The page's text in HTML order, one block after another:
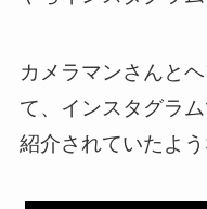
カメラマンさんと
て、インスタグラ
紹介されていたよう